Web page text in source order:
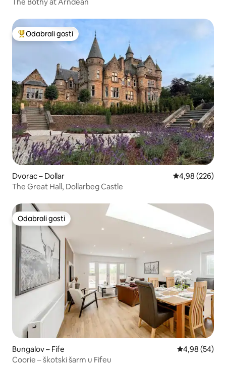
Među najviše rangiranima s oznakom „Odabrali gosti”
Odabrali gosti
Dvorac – Dollar Prosječna
4,98 (226)
The Great Hall, Dollarbeg Castle
Odabrali gosti
Odabrali gosti
Bungalov – Fife Prosječna
4,98 (54)
Coorie – škotski šarm u Fifeu